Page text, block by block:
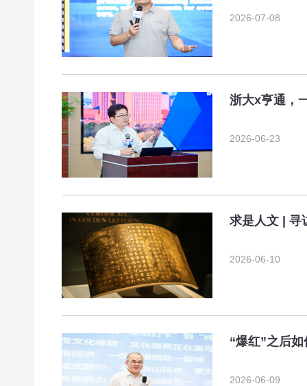
2026-07-08
浙大x亨通，
2026-06-23
求是人文 | 寻
2026-06-10
“爆红”之后
2026-06-09